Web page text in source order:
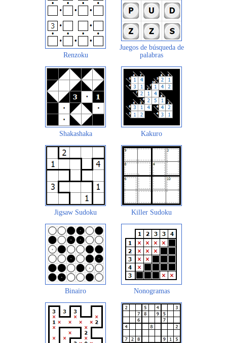
Renzoku
Juegos de búsqueda de
palabras
Shakashaka Kakuro
Jigsaw Sudoku Killer Sudoku
Binairo Nonogramas